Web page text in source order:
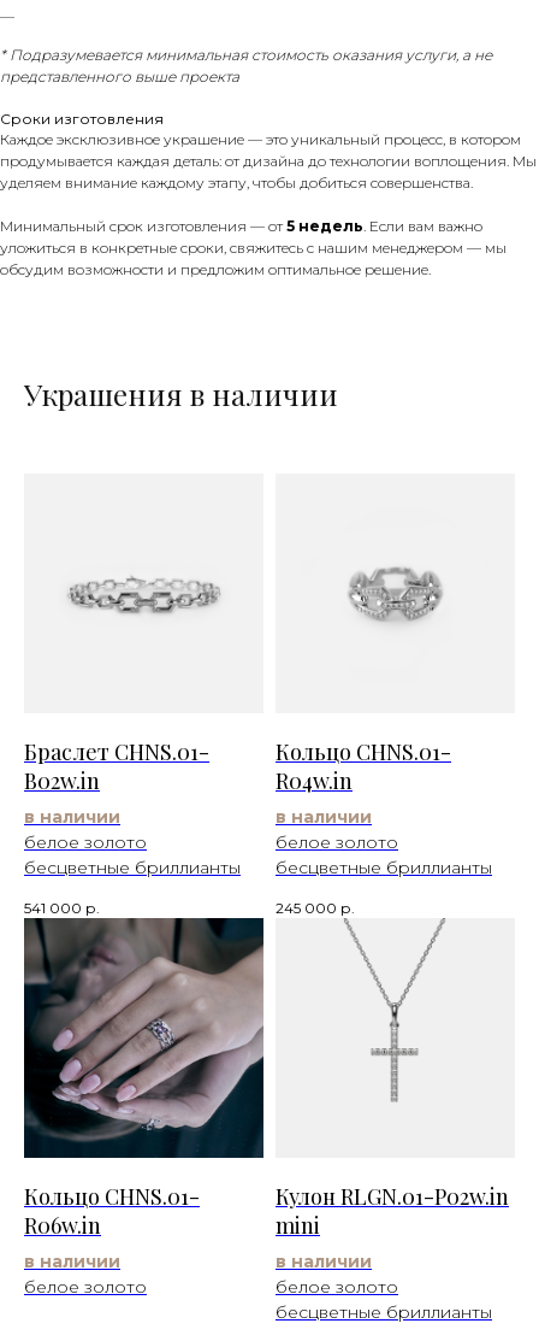
* Подразумевается минимальная стоимость оказания услуги, а не
представленного выше проекта
Сроки изготовления
Каждое эксклюзивное украшение — это уникальный процесс, в котором
продумывается каждая деталь: от дизайна до технологии воплощения. Мы
уделяем внимание каждому этапу, чтобы добиться совершенства.
Минимальный срок изготовления — от5 недель. Если вам важно
уложиться в конкретные сроки, свяжитесь с нашим менеджером — мы
обсудим возможности и предложим оптимальное решение.
Украшения в наличии
Браслет CHNS.01-
B02w.in
в наличии
белое золото
бесцветные бриллианты
541 000 р.
Кольцо CHNS.01-
R04w.in
в наличии
белое золото
бесцветные бриллианты
245 000 р.
Кольцо CHNS.01-
R06w.in
в наличии
белое золото
Кулон RLGN.01-P02w.in
mini
в наличии
белое золото
бесцветные бриллианты